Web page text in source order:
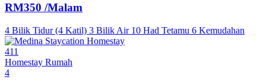
RM350 /Malam
4 Bilik Tidur (4 Katil) 3 Bilik Air 10 Had Tetamu 6 Kemudahan
411
Homestay Rumah
4